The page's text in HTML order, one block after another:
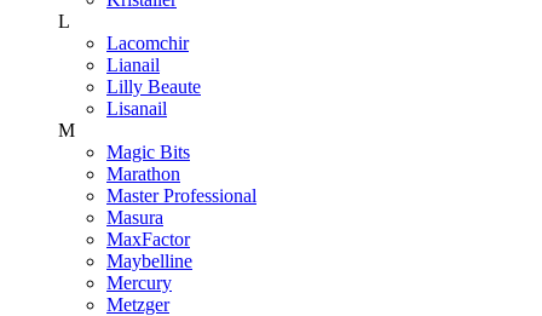
L
Lacomchir
Lianail
Lilly Beaute
Lisanail
M
Magic Bits
Marathon
Master Professional
Masura
MaxFactor
Maybelline
Mercury
Metzger